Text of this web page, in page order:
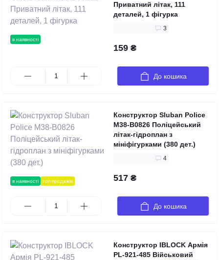
в наявності
Приватний літак, 111
деталей, 1 фігурка
3
159 ₴
До кошика
в наявності топ продажів
Конструктор Sluban Police
M38-B0826 Поліцейський
літак-гідроплан з
мініфігурками (380 дет.)
4
517 ₴
До кошика
Конструктор IBLOCK Армія
PL-921-485 Військовий